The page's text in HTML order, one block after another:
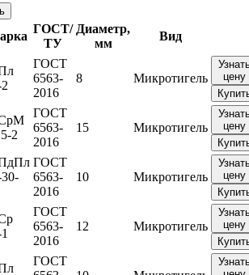
ГОСТ/
ТУ
Диаметр,
мм
Вид
ГОСТ
6563-
2016
8 Микротигель
цену
2
ГОСТ
6563-
2016
15 Микротигель
цену
ГОСТ
6563-
2016
10 Микротигель
цену
ГОСТ
6563-
2016
12 Микротигель
цену
ГОСТ